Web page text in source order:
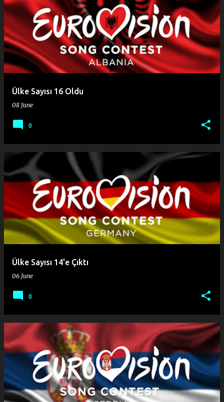
Ülke Sayısı 16 Oldu
08 June
0
Ülke Sayısı 14'e Çıktı
06 June
0